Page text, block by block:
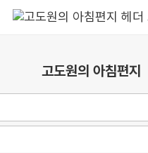
고도원의 아침편지